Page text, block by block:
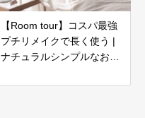
【Room tour】コスパ最強
プチリメイクで長く使う |
ナチュラルシンプルなお部
欧 | 2LDK